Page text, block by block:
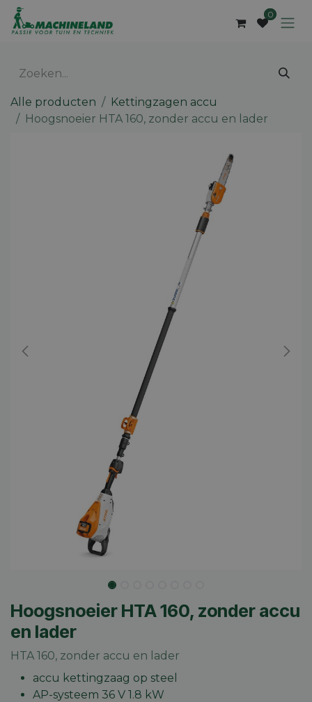
Overslaan naar inhoud
0
Alle producten
Kettingzagen accu
Hoogsnoeier HTA 160, zonder accu en lader
Hoogsnoeier HTA 160, zonder accu
en lader
HTA 160, zonder accu en lader
accu kettingzaag op steel
AP-systeem 36 V 1.8 kW